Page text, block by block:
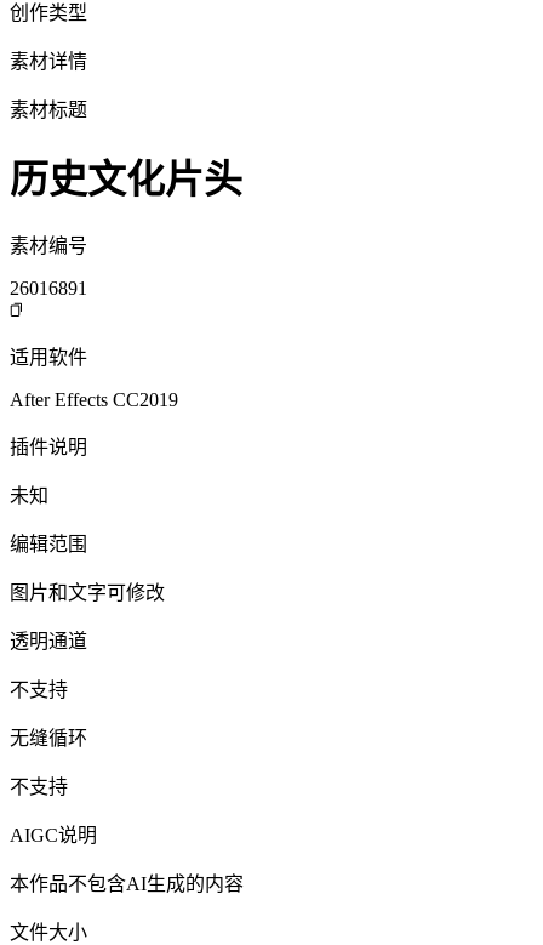
创作类型
素材详情
素材标题
历史文化片头
素材编号
26016891
适用软件
After Effects CC2019
插件说明
未知
编辑范围
图片和文字可修改
透明通道
不支持
无缝循环
不支持
AIGC说明
本作品不包含AI生成的内容
文件大小